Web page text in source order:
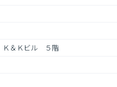
＆Ｋビル　５階